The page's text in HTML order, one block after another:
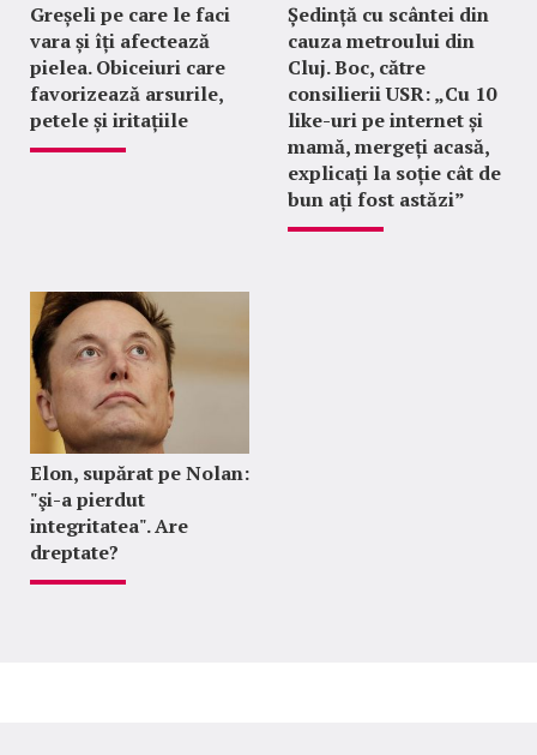
Greșeli pe care le faci
vara și îți afectează
pielea. Obiceiuri care
favorizează arsurile,
petele și iritațiile
Ședință cu scântei din
cauza metroului din
Cluj. Boc, către
consilierii USR: „Cu 10
like-uri pe internet și
mamă, mergeți acasă,
explicați la soție cât de
bun ați fost astăzi”
Elon, supărat pe Nolan:
"şi-a pierdut
integritatea". Are
dreptate?